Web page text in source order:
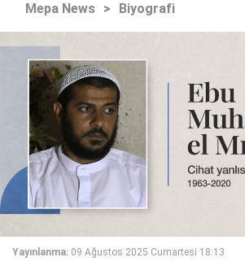
Mepa News > Biyografi
Yayınlanma: 09 Ağustos 2025 Cumartesi 18:13